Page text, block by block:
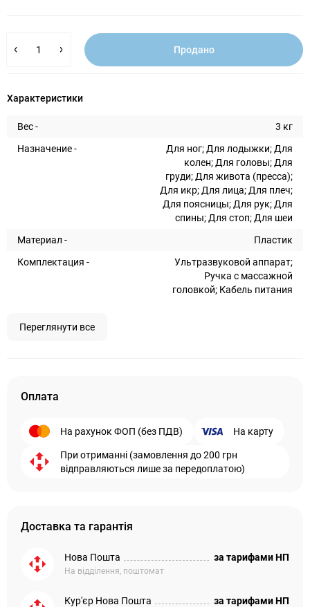
Продано
Характеристики
Вес -
3 кг
Назначение -
Для ног; Для лодыжки; Для
колен; Для головы; Для
груди; Для живота (пресса);
Для икр; Для лица; Для плеч;
Для поясницы; Для рук; Для
спины; Для стоп; Для шеи
Материал -
Пластик
Комплектация -
Ультразвуковой аппарат;
Ручка с массажной
головкой; Кабель питания
Переглянути все
Оплата
На рахунок ФОП (без ПДВ) На карту
При отриманні (замовлення до 200 грн
відправляються лише за передоплатою)
Доставка та гарантія
Нова Пошта
На відділення, поштомат
за тарифами НП
Кур'єр Нова Пошта за тарифами НП